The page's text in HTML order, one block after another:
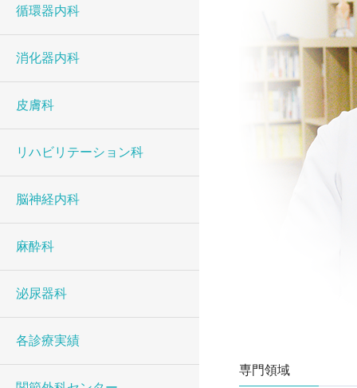
専門領域
循環器内科
消化器内科
皮膚科
リハビリテーション科
脳神経内科
麻酔科
泌尿器科
各診療実績